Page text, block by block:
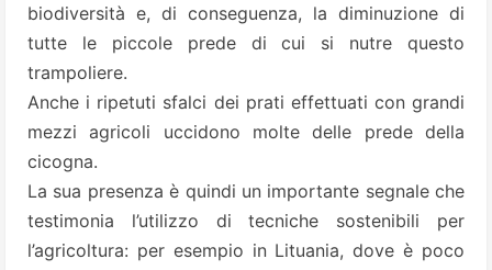
biodiversità e, di conseguenza, la diminuzione di
tutte le piccole prede di cui si nutre questo
trampoliere.
Anche i ripetuti sfalci dei prati effettuati con grandi
mezzi agricoli uccidono molte delle prede della
cicogna.
La sua presenza è quindi un importante segnale che
testimonia l’utilizzo di tecniche sostenibili per
l’agricoltura: per esempio in Lituania, dove è poco